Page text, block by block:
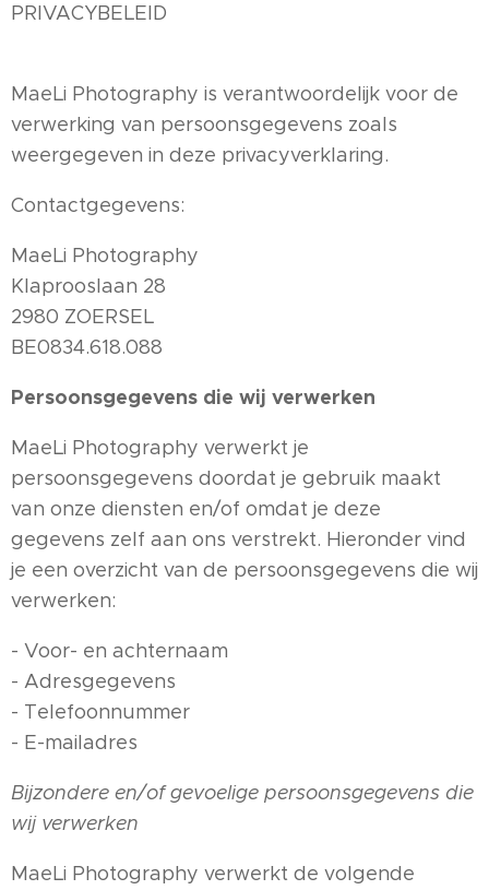
PRIVACYBELEID
MaeLi Photography is verantwoordelijk voor de
verwerking van persoonsgegevens zoals
weergegeven in deze privacyverklaring.
Contactgegevens:
MaeLi Photography
Klaprooslaan 28
2980 ZOERSEL
BE0834.618.088
Persoonsgegevens die wij verwerken
MaeLi Photography verwerkt je
persoonsgegevens doordat je gebruik maakt
van onze diensten en/of omdat je deze
gegevens zelf aan ons verstrekt. Hieronder vind
je een overzicht van de persoonsgegevens die wij
verwerken:
- Voor- en achternaam
- Adresgegevens
- Telefoonnummer
- E-mailadres
Bijzondere en/of gevoelige persoonsgegevens die
wij verwerken
MaeLi Photography verwerkt de volgende